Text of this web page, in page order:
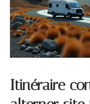
Itinéraire